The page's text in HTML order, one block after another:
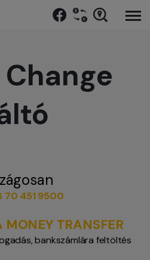
70 451 9500
TRANSFER
bankszámlára feltöltés